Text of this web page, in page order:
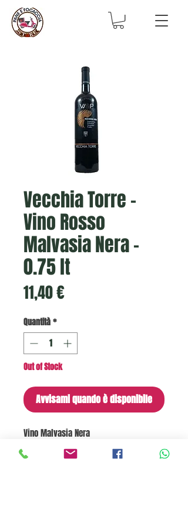
Vecchia Torre -
Vino Rosso
Malvasia Nera -
0.75 lt
11,40 €Prezzo
Quantità*
Out of Stock
Avvisami quando è disponibile
Vino Malvasia Nera